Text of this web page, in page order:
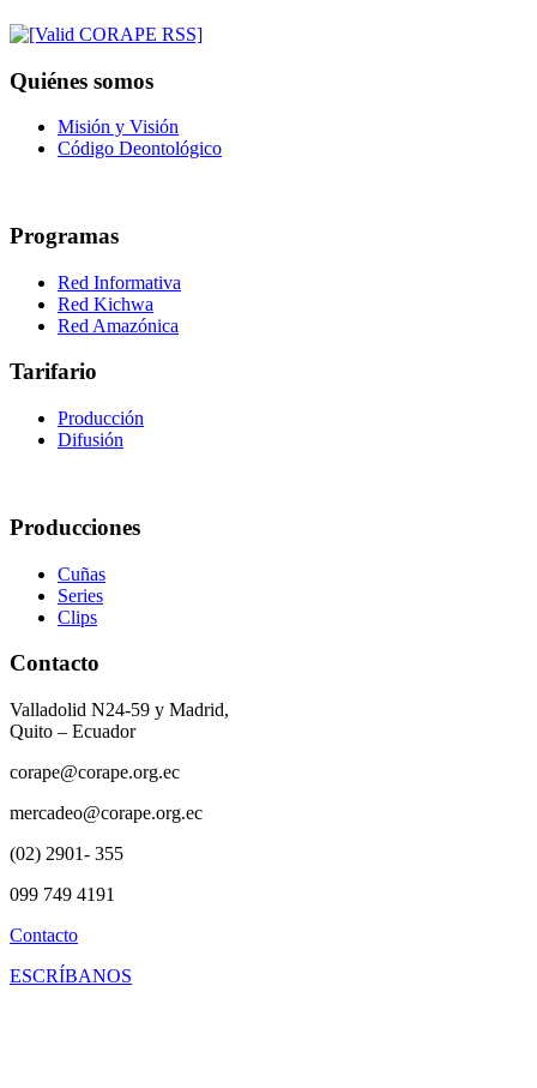
Quiénes somos
Misión y Visión
Código Deontológico
Programas
Red Informativa
Red Kichwa
Red Amazónica
Tarifario
Producción
Difusión
Producciones
Cuñas
Series
Clips
Contacto
Valladolid N24-59 y Madrid,
Quito – Ecuador
corape@corape.org.ec
mercadeo@corape.org.ec
(02) 2901- 355
099 749 4191
Contacto
ESCRÍBANOS